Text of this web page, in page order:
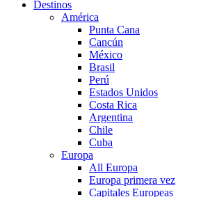
Destinos
América
Punta Cana
Cancún
México
Brasil
Perú
Estados Unidos
Costa Rica
Argentina
Chile
Cuba
Europa
All Europa
Europa primera vez
Capitales Europeas